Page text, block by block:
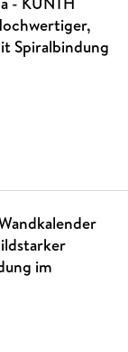
Spiralbindung
im